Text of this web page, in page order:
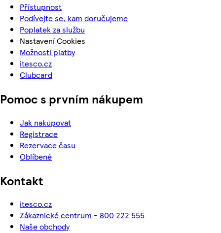
Přístupnost
Podívejte se, kam doručujeme
Poplatek za službu
Nastavení Cookies
Možnosti platby
itesco.cz
Clubcard
Pomoc s prvním nákupem
Jak nakupovat
Registrace
Rezervace času
Oblíbené
Kontakt
itesco.cz
Zákaznické centrum - 800 222 555
Naše obchody